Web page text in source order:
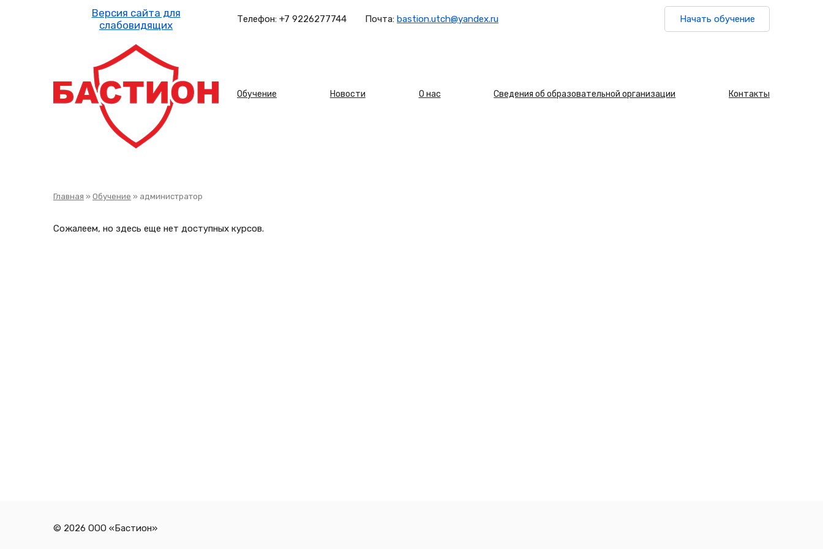
Телефон: +7 9226277744 Почта: bastion.utch@yandex.ru Начать обучение
Основная
Обучение Новости О нас Сведения об образовательной организации Контакты
Строка
навигации
Главная Обучение администратор
Сожалеем, но здесь еще нет доступных курсов.
© 2026 ООО «Бастион»